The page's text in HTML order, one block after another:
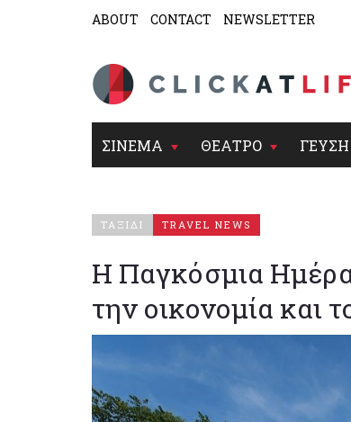
ABOUT CONTACT NEWSLETTER
ΣΙΝΕΜΑ ΘΕΑΤΡΟ ΓΕΥΣΗ
ΤΑΞΙΔΙ TRAVEL NEWS
Η Παγκόσμια Ημέρα
την οικονομία και